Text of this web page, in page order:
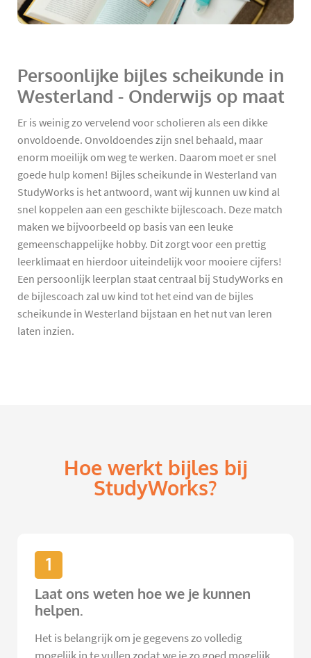
Persoonlijke bijles scheikunde in
Westerland - Onderwijs op maat
Er is weinig zo vervelend voor scholieren als een dikke
onvoldoende. Onvoldoendes zijn snel behaald, maar
enorm moeilijk om weg te werken. Daarom moet er snel
goede hulp komen! Bijles scheikunde in Westerland van
StudyWorks is het antwoord, want wij kunnen uw kind al
snel koppelen aan een geschikte bijlescoach. Deze match
maken we bijvoorbeeld op basis van een leuke
gemeenschappelijke hobby. Dit zorgt voor een prettig
leerklimaat en hierdoor uiteindelijk voor mooiere cijfers!
Een persoonlijk leerplan staat centraal bij StudyWorks en
de bijlescoach zal uw kind tot het eind van de bijles
scheikunde in Westerland bijstaan en het nut van leren
laten inzien.
Hoe werkt bijles bij
StudyWorks?
1
Laat ons weten hoe we je kunnen
helpen.
Het is belangrijk om je gegevens zo volledig